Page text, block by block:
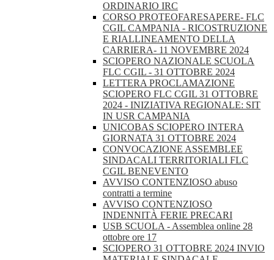
ORDINARIO IRC
CORSO PROTEOFARESAPERE- FLC
CGIL CAMPANIA - RICOSTRUZIONE
E RIALLINEAMENTO DELLA
CARRIERA- 11 NOVEMBRE 2024
SCIOPERO NAZIONALE SCUOLA
FLC CGIL - 31 OTTOBRE 2024
LETTERA PROCLAMAZIONE
SCIOPERO FLC CGIL 31 OTTOBRE
2024 - INIZIATIVA REGIONALE: SIT
IN USR CAMPANIA
UNICOBAS SCIOPERO INTERA
GIORNATA 31 OTTOBRE 2024
CONVOCAZIONE ASSEMBLEE
SINDACALI TERRITORIALI FLC
CGIL BENEVENTO
AVVISO CONTENZIOSO abuso
contratti a termine
AVVISO CONTENZIOSO
INDENNITÀ FERIE PRECARI
USB SCUOLA - Assemblea online 28
ottobre ore 17
SCIOPERO 31 OTTOBRE 2024 INVIO